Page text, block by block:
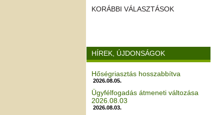
KORÁBBI VÁLASZTÁSOK
HÍREK, ÚJDONSÁGOK
Hőségriasztás hosszabbítva
2026.08.05.
Ügyfélfogadás átmeneti változása
2026.08.03
2026.08.03.